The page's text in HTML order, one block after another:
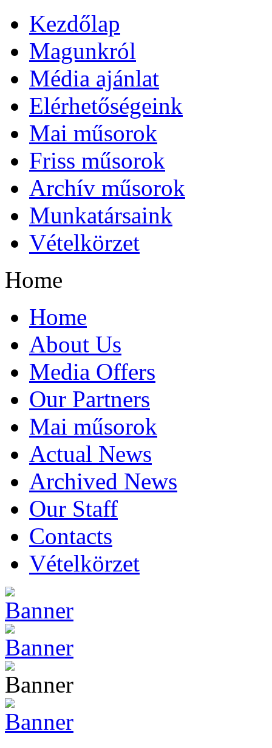
Kezdőlap
Magunkról
Média ajánlat
Elérhetőségeink
Mai műsorok
Friss műsorok
Archív műsorok
Munkatársaink
Vételkörzet
Home
Home
About Us
Media Offers
Our Partners
Mai műsorok
Actual News
Archived News
Our Staff
Contacts
Vételkörzet